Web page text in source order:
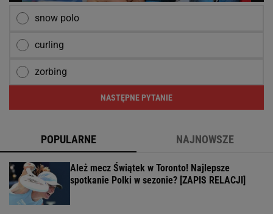
snow polo
curling
zorbing
NASTĘPNE PYTANIE
POPULARNE NAJNOWSZE
Ależ mecz Świątek w Toronto! Najlepsze
spotkanie Polki w sezonie? [ZAPIS RELACJI]